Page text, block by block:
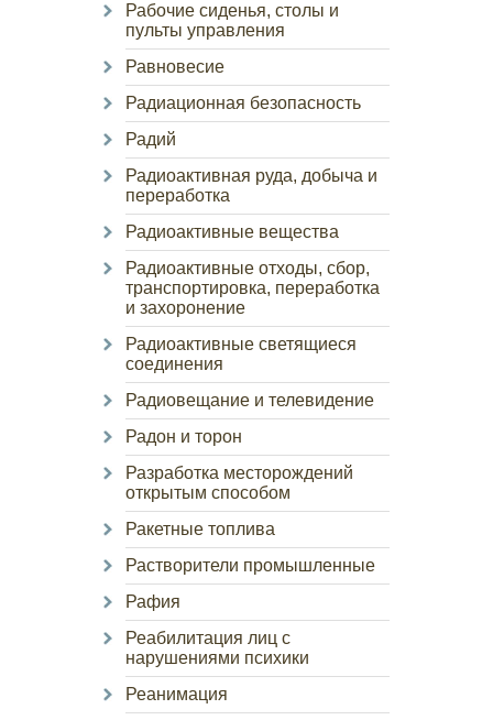
Рабочие сиденья, столы и
пульты управления
Равновесие
Радиационная безопасность
Радий
Радиоактивная руда, добыча и
переработка
Радиоактивные вещества
Радиоактивные отходы, сбор,
транспортировка, переработка
и захоронение
Радиоактивные светящиеся
соединения
Радиовещание и телевидение
Радон и торон
Разработка месторождений
открытым способом
Ракетные топлива
Растворители промышленные
Рафия
Реабилитация лиц с
нарушениями психики
Реанимация